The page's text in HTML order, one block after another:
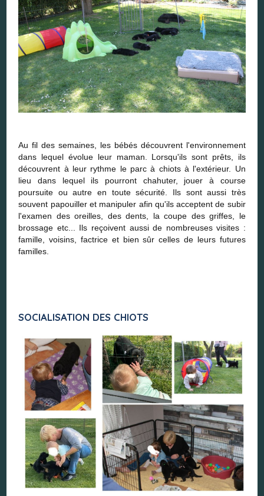
Au fil des semaines, les bébés découvrent l'environnement
dans lequel évolue leur maman. Lorsqu'ils sont prêts, ils
découvrent à leur rythme le parc à chiots à l'extérieur. Un
lieu dans lequel ils pourront chahuter, jouer à course
poursuite ou autre en toute sécurité. Ils sont aussi très
souvent papouiller et manipuler afin qu'ils acceptent de subir
l'examen des oreilles, des dents, la coupe des griffes, le
brossage etc... Ils reçoivent aussi de nombreuses visites :
famille, voisins, factrice et bien sûr celles de leurs futures
familles.
SOCIALISATION DES CHIOTS